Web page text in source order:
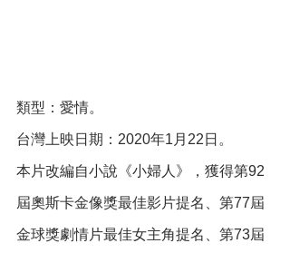
類型：愛情。
台灣上映日期：2020年1月22日。
本片改編自小說《小婦人》，獲得第92
屆奧斯卡金像獎最佳影片提名、第77屆
金球獎劇情片最佳女主角提名、第73屆